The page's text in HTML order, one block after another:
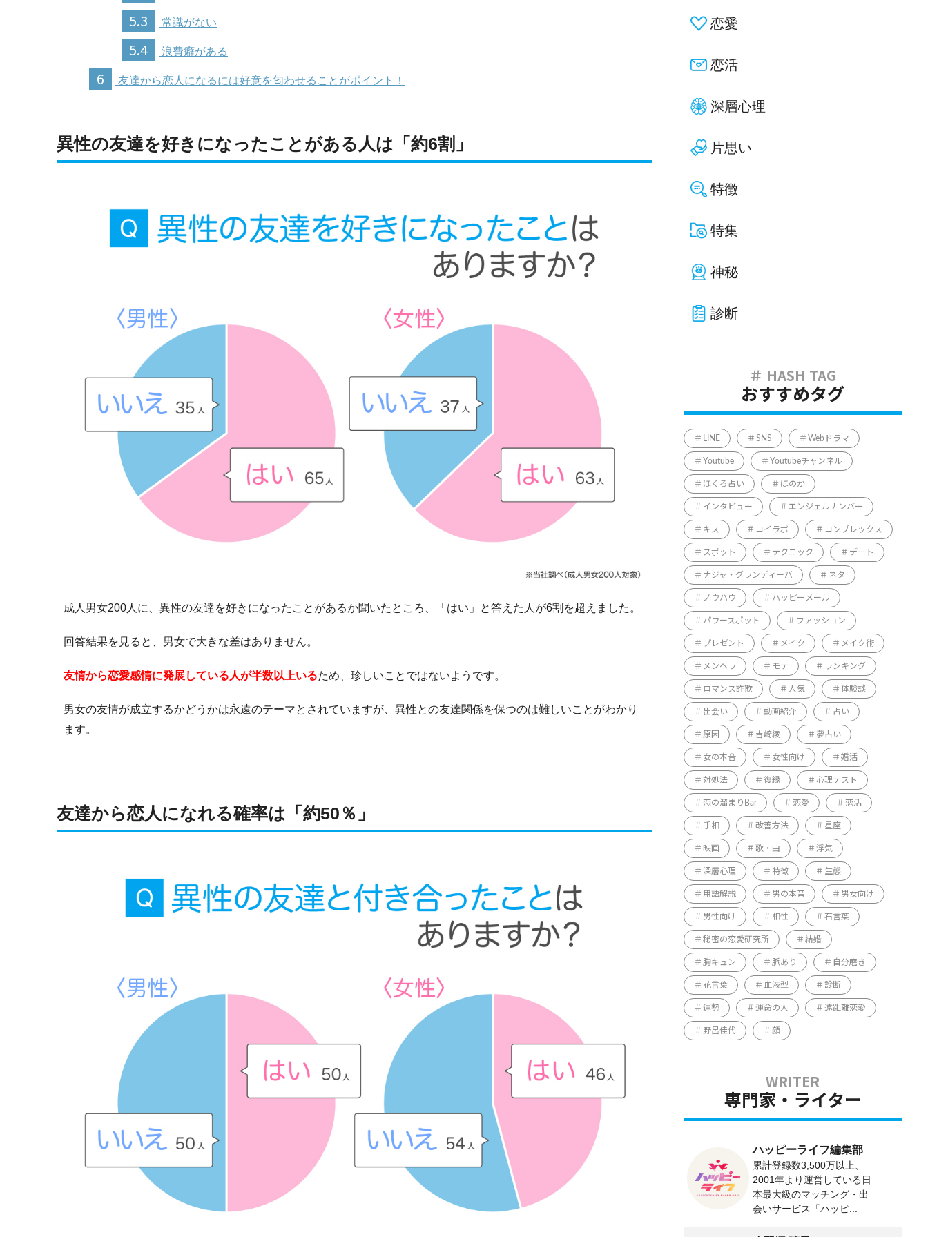
5.3 常識がない
5.4 浪費癖がある
6 友達から恋人になるには好意を匂わせることがポイント！
異性の友達を好きになったことがある人は「約6割」
成人男女200人に、異性の友達を好きになったことがあるか聞いたところ、「はい」と答えた人が6割を超えました。
回答結果を見ると、男女で大きな差はありません。
友情から恋愛感情に発展している人が半数以上いるため、珍しいことではないようです。
男女の友情が成立するかどうかは永遠のテーマとされていますが、異性との友達関係を保つのは難しいことがわかり
ます。
友達から恋人になれる確率は「約50％」
恋愛
恋活
深層心理
片思い
特徴
特集
神秘
診断
おすすめタグ
LINE SNS Webドラマ
Youtube Youtubeチャンネル
ほくろ占い ほのか
インタビュー エンジェルナンバー
キス コイラボ コンプレックス
スポット テクニック デート
ナジャ・グランディーバ ネタ
ノウハウ ハッピーメール
パワースポット ファッション
プレゼント メイク メイク術
メンヘラ モテ ランキング
ロマンス詐欺 人気 体験談
出会い 動画紹介 占い
原因 吉崎綾 夢占い
女の本音 女性向け 婚活
対処法 復縁 心理テスト
恋の溜まりBar 恋愛 恋活
手相 改善方法 星座
映画 歌・曲 浮気
深層心理 特徴 生態
用語解説 男の本音 男女向け
男性向け 相性 石言葉
秘密の恋愛研究所 結婚
胸キュン 脈あり 自分磨き
花言葉 血液型 診断
運勢 運命の人 遠距離恋愛
野呂佳代 顔
専門家・ライター
ハッピーライフ編集部
累計登録数3,500万以上、
2001年より運営している日
本最大級のマッチング・出
会いサービス「ハッピ...